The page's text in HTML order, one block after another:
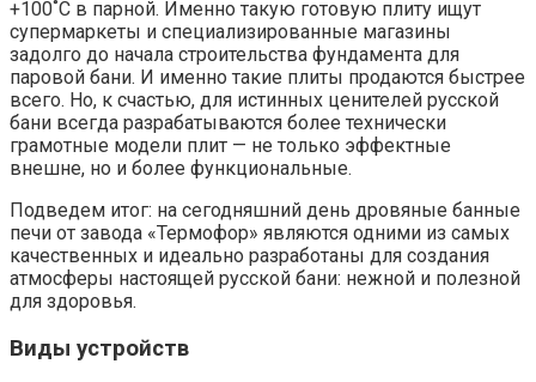
+100˚С в парной. Именно такую готовую плиту ищут
супермаркеты и специализированные магазины
задолго до начала строительства фундамента для
паровой бани. И именно такие плиты продаются быстрее
всего. Но, к счастью, для истинных ценителей русской
бани всегда разрабатываются более технически
грамотные модели плит — не только эффектные
внешне, но и более функциональные.
Подведем итог: на сегодняшний день дровяные банные
печи от завода «Термофор» являются одними из самых
качественных и идеально разработаны для создания
атмосферы настоящей русской бани: нежной и полезной
для здоровья.
Виды устройств